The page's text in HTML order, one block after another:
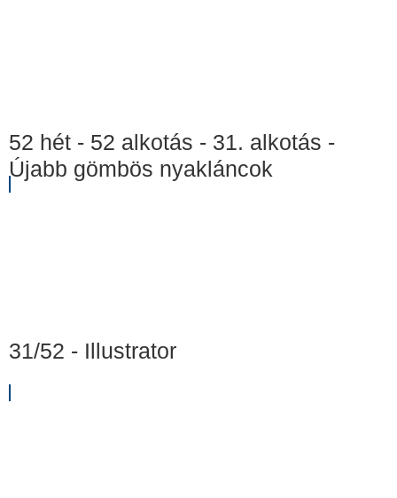
52 hét - 52 alkotás - 31. alkotás -
Újabb gömbös nyakláncok
31/52 - Illustrator